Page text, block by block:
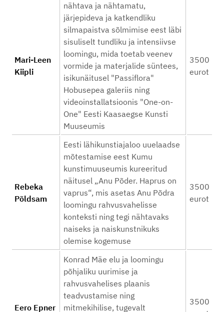
Mari-Leen
Kiipli
nähtava ja nähtamatu,
järjepideva ja katkendliku
silmapaistva sõlmimise eest läbi
sisuliselt tundliku ja intensiivse
loomingu, mida toetab veenev
vormide ja materjalide süntees,
isikunäitusel "Passiflora"
Hobusepea galeriis ning
videoinstallatsioonis "One-on-
One" Eesti Kaasaegse Kunsti
Muuseumis
3500
eurot
Rebeka
Põldsam
Eesti lähikunstiajaloo uuelaadse
mõtestamise eest Kumu
kunstimuuseumis kureeritud
näitusel „Anu Põder. Haprus on
vaprus“, mis asetas Anu Põdra
loomingu rahvusvahelisse
konteksti ning tegi nähtavaks
naiseks ja naiskunstnikuks
olemise kogemuse
3500
eurot
Eero Epner
Konrad Mäe elu ja loomingu
põhjaliku uurimise ja
rahvusvahelises plaanis
teadvustamise ning
mitmekihilise, tugevalt
3500